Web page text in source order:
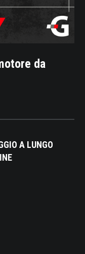
da
A LUNGO